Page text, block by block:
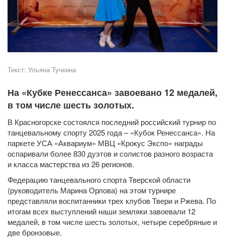
Текст: Ульяна Тучкина
На «Кубке Ренессанса» завоевано 12 медалей,
в том числе шесть золотых.
В Красногорске состоялся последний российский турнир по
танцевальному спорту 2025 года – «Кубок Ренессанса». На
паркете УСА «Аквариум» МВЦ «Крокус Экспо» награды
оспаривали более 830 дуэтов и солистов разного возраста
и класса мастерства из 26 регионов.
Федерацию танцевального спорта Тверской области
(руководитель Марина Орлова) на этом турнире
представляли воспитанники трех клубов Твери и Ржева. По
итогам всех выступлений наши земляки завоевали 12
медалей, в том числе шесть золотых, четыре серебряные и
две бронзовые.